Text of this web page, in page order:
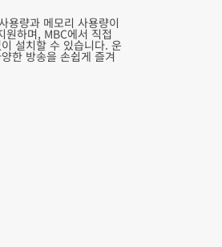
용량과 메모리 사용량이
원하며, MBC에서 직접
설치할 수 있습니다. 운
한 방송을 손쉽게 즐겨